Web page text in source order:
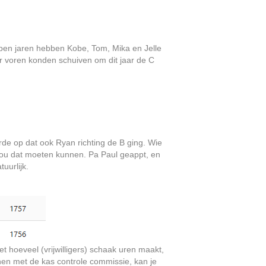
jaren hebben Kobe, Tom, Mika en Jelle
voren konden schuiven om dit jaar de C
op dat ook Ryan richting de B ging. Wie
dat moeten kunnen. Pa Paul geappt, en
hoeveel (vrijwilligers) schaak uren maakt,
met de kas controle commissie, kan je